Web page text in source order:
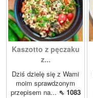
Kaszotto z pęczaku
z...
Dziś dzielę się z Wami
moim sprawdzonym
przepisem na... ⇖ 1083